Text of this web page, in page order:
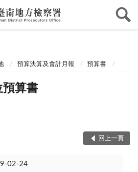
預算決算及會計月報 預算書
預算書
回上一頁
02-24